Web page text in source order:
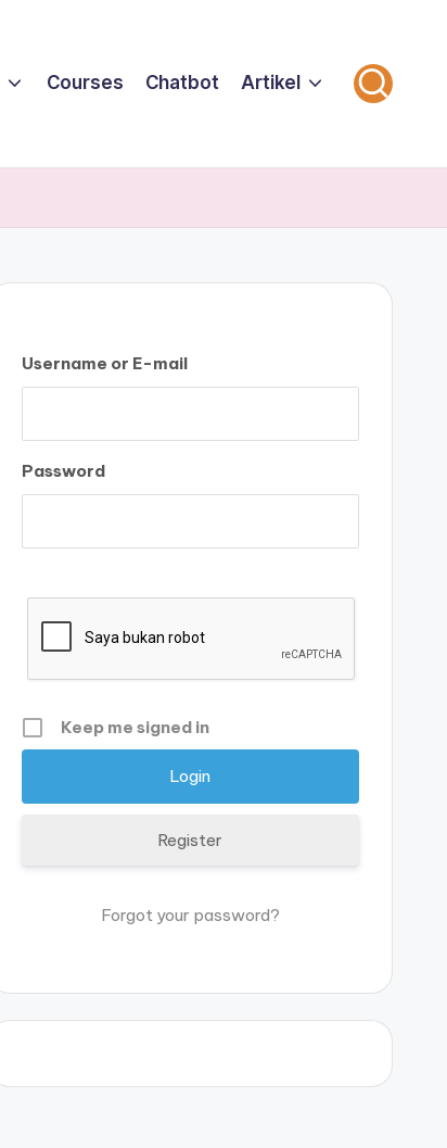
Courses Chatbot Artikel
Username or E-mail
Password
Keep me signed in
Register
Forgot your password?